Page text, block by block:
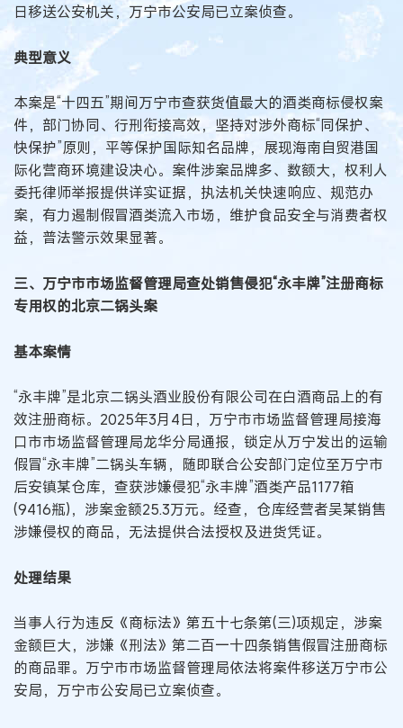
日移送公安机关，万宁市公安局已立案侦查。
典型意义
本案是“十四五”期间万宁市查获货值最大的酒类商标侵权案
件，部门协同、行刑衔接高效，坚持对涉外商标“同保护、
快保护”原则，平等保护国际知名品牌，展现海南自贸港国
际化营商环境建设决心。案件涉案品牌多、数额大，权利人
委托律师举报提供详实证据，执法机关快速响应、规范办
案，有力遏制假冒酒类流入市场，维护食品安全与消费者权
益，普法警示效果显著。
三、万宁市市场监督管理局查处销售侵犯“永丰牌”注册商标
专用权的北京二锅头案
基本案情
“永丰牌”是北京二锅头酒业股份有限公司在白酒商品上的有
效注册商标。2025年3月4日，万宁市市场监督管理局接海
口市市场监督管理局龙华分局通报，锁定从万宁发出的运输
假冒“永丰牌”二锅头车辆，随即联合公安部门定位至万宁市
后安镇某仓库，查获涉嫌侵犯“永丰牌”酒类产品1177箱
(9416瓶)，涉案金额25.3万元。经查，仓库经营者吴某销售
涉嫌侵权的商品，无法提供合法授权及进货凭证。
处理结果
当事人行为违反《商标法》第五十七条第(三)项规定，涉案
金额巨大，涉嫌《刑法》第二百一十四条销售假冒注册商标
的商品罪。万宁市市场监督管理局依法将案件移送万宁市公
安局，万宁市公安局已立案侦查。